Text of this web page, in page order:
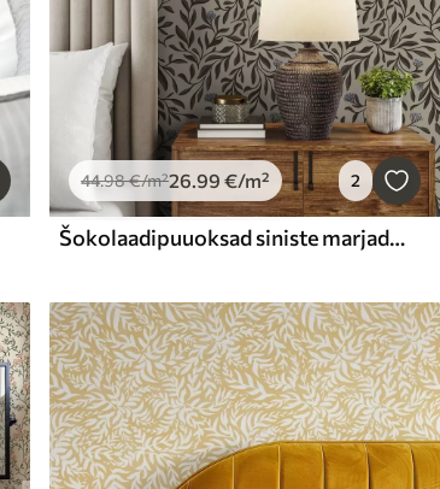
44.98€/m²26.99 €/m² 2
Šokolaadipuuoksad siniste marjadega soojal taustal